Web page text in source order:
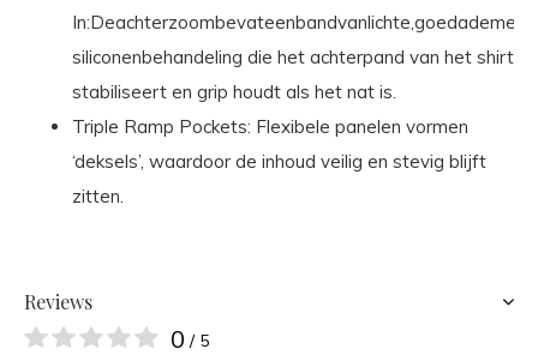
siliconenbehandeling die het achterpand van het shirt
stabiliseert en grip houdt als het nat is.
Triple Ramp Pockets: Flexibele panelen vormen
‘deksels’, waardoor de inhoud veilig en stevig blijft
zitten.
Reviews
0 / 5